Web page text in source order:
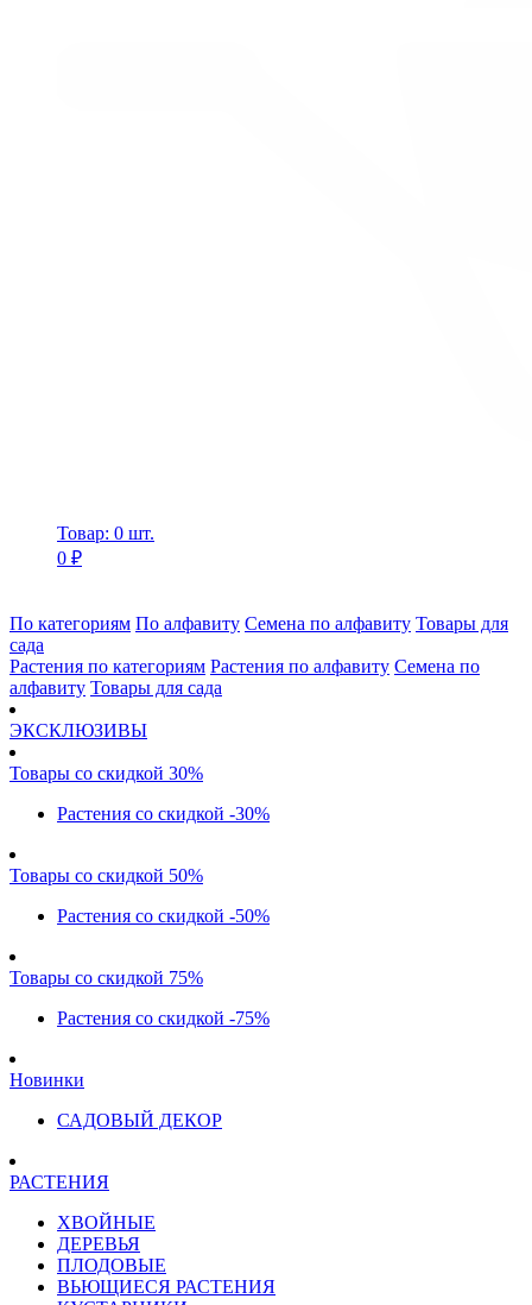
Товар: 0 шт.
0 ₽
По категориям По алфавиту Семена по алфавиту Товары для
сада
Растения по категориям Растения по алфавиту Семена по
алфавиту Товары для сада
ЭКСКЛЮЗИВЫ
Товары со скидкой 30%
Растения со скидкой -30%
Товары со скидкой 50%
Растения со скидкой -50%
Товары со скидкой 75%
Растения со скидкой -75%
Новинки
САДОВЫЙ ДЕКОР
РАСТЕНИЯ
ХВОЙНЫЕ
ДЕРЕВЬЯ
ПЛОДОВЫЕ
ВЬЮЩИЕСЯ РАСТЕНИЯ